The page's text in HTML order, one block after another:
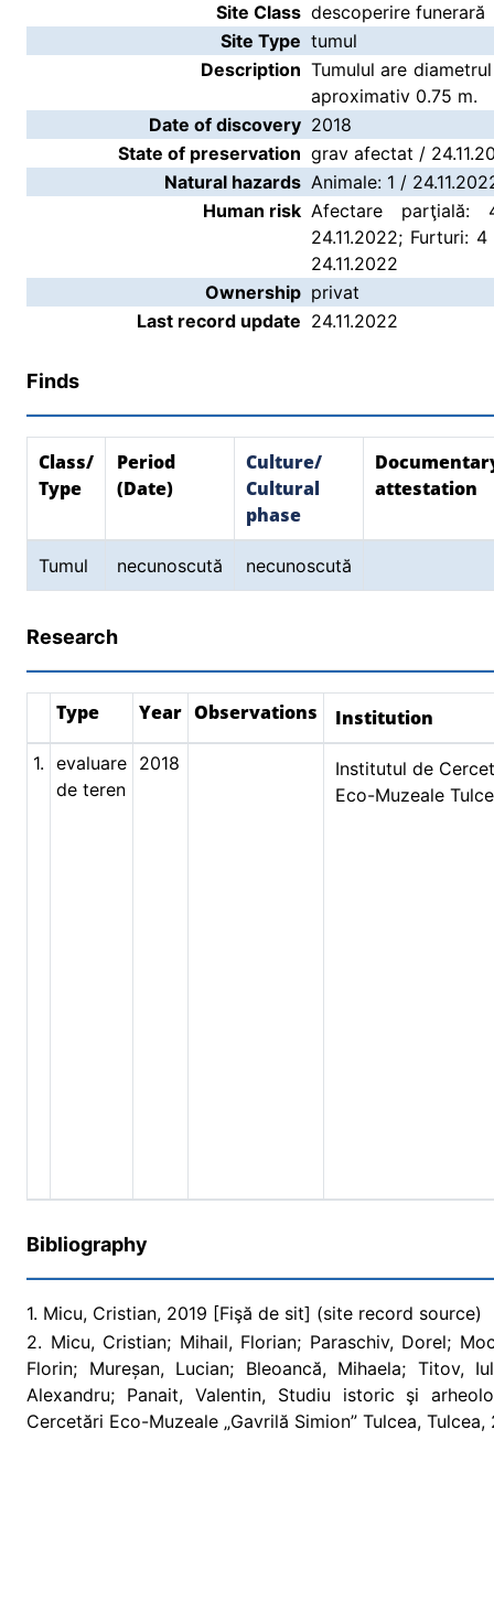
Site Class descoperire funerară
Site Type tumul
Description Tumulul are
aproximativ 0.75 m.
Date of discovery 2018
State of preservation grav afectat /
Natural hazards Animale: 1 /
Human risk Afectare parţială:
24.11.2022; Furturi:
24.11.2022
Ownership privat
Last record update 24.11.2022
Finds
Class/
Type
Period
(Date)
Culture/
Cultural
phase
attestation
Tumul necunoscută necunoscută
Research
Type Year Observations Institution
1. evaluare
de teren
2018
Institutul de
Eco-Muzeale
Bibliography
1. Micu, Cristian, 2019 [Fişă de sit] (site record source)
2. Micu, Cristian; Mihail, Florian; Paraschiv, Dorel;
Florin; Mureșan, Lucian; Bleoancă, Mihaela; Titov,
Alexandru; Panait, Valentin, Studiu istoric şi
Cercetări Eco-Muzeale „Gavrilă Simion” Tulcea,